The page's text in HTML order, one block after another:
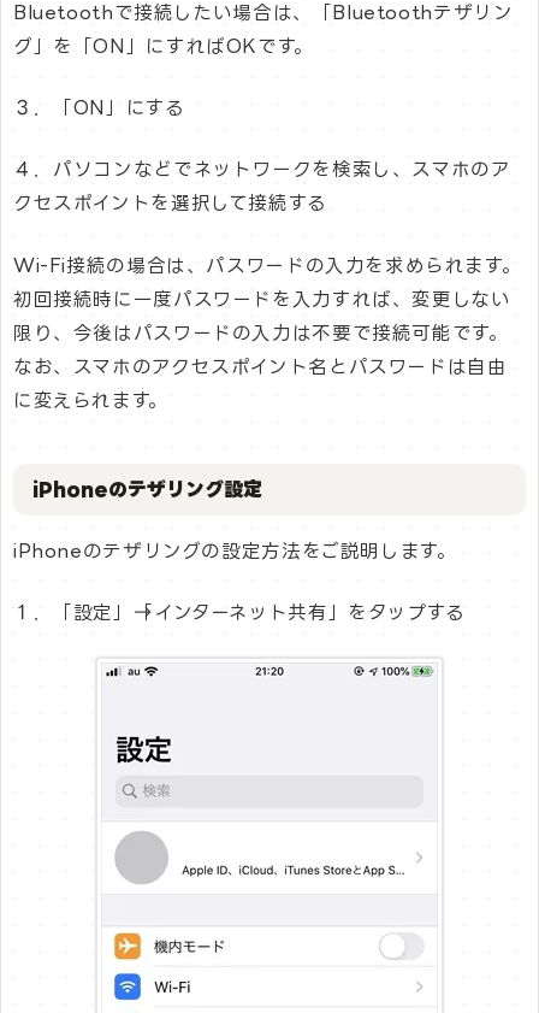
Bluetoothで接続したい場合は、「Bluetoothテザリン
グ」を「ON」にすればOKです。
３．「ON」にする
４．パソコンなどでネットワークを検索し、スマホのア
クセスポイントを選択して接続する
Wi-Fi接続の場合は、パスワードの入力を求められます。
初回接続時に一度パスワードを入力すれば、変更しない
限り、今後はパスワードの入力は不要で接続可能です。
なお、スマホのアクセスポイント名とパスワードは自由
に変えられます。
iPhoneのテザリング設定
iPhoneのテザリングの設定方法をご説明します。
１．「設定」→「インターネット共有」をタップする